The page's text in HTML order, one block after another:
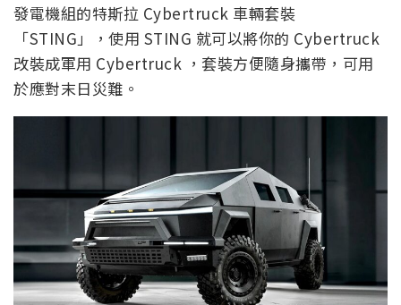
發電機組的特斯拉 Cybertruck 車輛套裝
「STING」，使用 STING 就可以將你的 Cybertruck
改裝成軍用 Cybertruck ，套裝方便隨身攜帶，可用
於應對末日災難。